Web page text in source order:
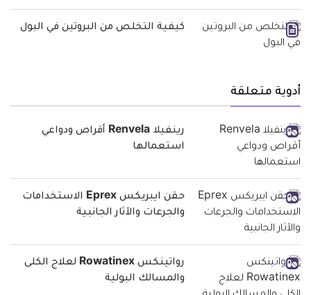
كيفية التخلص من البروتين في البول
أدوية متعلقة
رينفيلا Renvela أقراص ودواعي
استعمالها
حقن ايبريكس Eprex الاستخدامات
والجرعات والآثار الجانبية
رواتينكس Rowatinex لعلاج الكلى
والمسالك البولية